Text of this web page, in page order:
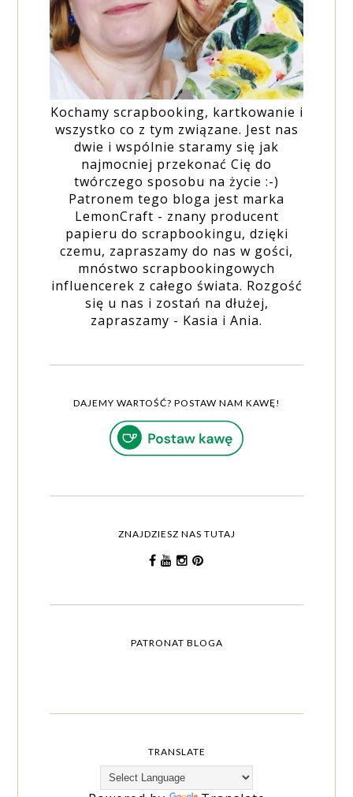
Kochamy scrapbooking, kartkowanie i
wszystko co z tym związane. Jest nas
dwie i wspólnie staramy się jak
najmocniej przekonać Cię do
twórczego sposobu na życie :-)
Patronem tego bloga jest marka
LemonCraft - znany producent
papieru do scrapbookingu, dzięki
czemu, zapraszamy do nas w gości,
mnóstwo scrapbookingowych
influencerek z całego świata. Rozgość
się u nas i zostań na dłużej,
zapraszamy - Kasia i Ania.
DAJEMY WARTOŚĆ? POSTAW NAM KAWĘ!
ZNAJDZIESZ NAS TUTAJ
PATRONAT BLOGA
TRANSLATE